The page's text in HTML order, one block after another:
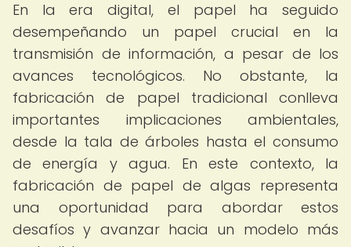
En la era digital, el papel ha seguido
desempeñando un papel crucial en la
transmisión de información, a pesar de los
avances tecnológicos. No obstante, la
fabricación de papel tradicional conlleva
importantes implicaciones ambientales,
desde la tala de árboles hasta el consumo
de energía y agua. En este contexto, la
fabricación de papel de algas representa
una oportunidad para abordar estos
desafíos y avanzar hacia un modelo más